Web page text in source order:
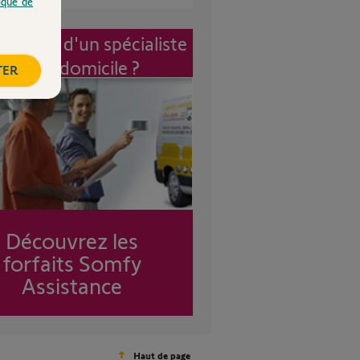
d'un spécialiste
à mon domicile ?
Découvrez les
forfaits Somfy
Assistance
Haut de page